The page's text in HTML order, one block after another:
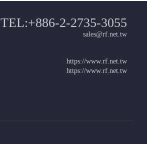
TEL:+886-2-2735-3055
sales@rf.net.tw
https://www.rf.net.tw
https://www.rf.net.tw